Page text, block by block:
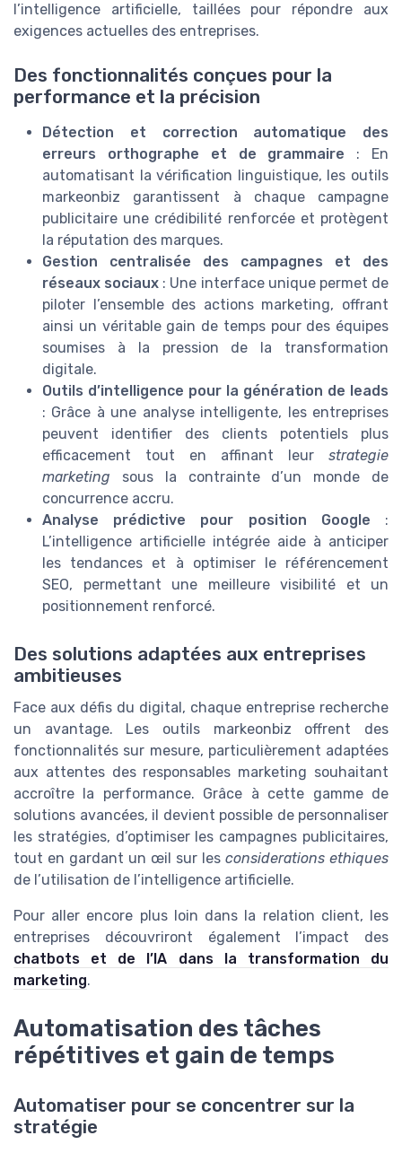
l’intelligence artificielle, taillées pour répondre aux
exigences actuelles des entreprises.
Des fonctionnalités conçues pour la
performance et la précision
Détection et correction automatique des
erreurs orthographe et de grammaire : En
automatisant la vérification linguistique, les outils
markeonbiz garantissent à chaque campagne
publicitaire une crédibilité renforcée et protègent
la réputation des marques.
Gestion centralisée des campagnes et des
réseaux sociaux : Une interface unique permet de
piloter l’ensemble des actions marketing, offrant
ainsi un véritable gain de temps pour des équipes
soumises à la pression de la transformation
digitale.
Outils d’intelligence pour la génération de leads
: Grâce à une analyse intelligente, les entreprises
peuvent identifier des clients potentiels plus
efficacement tout en affinant leur strategie
marketing sous la contrainte d’un monde de
concurrence accru.
Analyse prédictive pour position Google :
L’intelligence artificielle intégrée aide à anticiper
les tendances et à optimiser le référencement
SEO, permettant une meilleure visibilité et un
positionnement renforcé.
Des solutions adaptées aux entreprises
ambitieuses
Face aux défis du digital, chaque entreprise recherche
un avantage. Les outils markeonbiz offrent des
fonctionnalités sur mesure, particulièrement adaptées
aux attentes des responsables marketing souhaitant
accroître la performance. Grâce à cette gamme de
solutions avancées, il devient possible de personnaliser
les stratégies, d’optimiser les campagnes publicitaires,
tout en gardant un œil sur les considerations ethiques
de l’utilisation de l’intelligence artificielle.
Pour aller encore plus loin dans la relation client, les
entreprises découvriront également l’impact des
chatbots et de l’IA dans la transformation du
marketing.
Automatisation des tâches
répétitives et gain de temps
Automatiser pour se concentrer sur la
stratégie